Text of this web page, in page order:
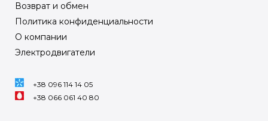
Возврат и обмен
Политика конфиденциальности
О компании
Электродвигатели
+38 096 114 14 05
+38 066 061 40 80